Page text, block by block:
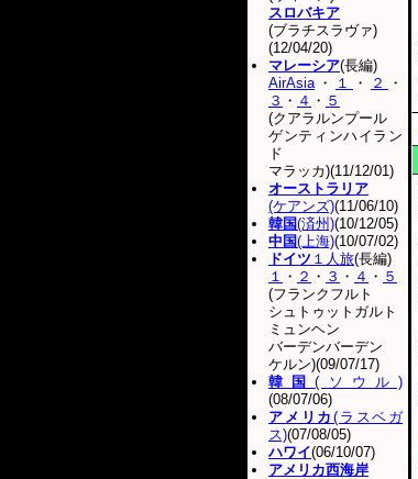
スロバキア
(ブラチスラヴァ)
(12/04/20)
マレーシア(長編)
AirAsia・ １ ・ ２
・
３ ・ ４ ・ ５
(クアラルンプール
ゲンティンハイラン
ド
マラッカ)(11/12/01)
オーストラリア
(ケアンズ)(11/06/10)
韓国(済州)(10/12/05)
中国(上海)(10/07/02)
ドイツ １人旅(長編)
１ ・ ２ ・ ３ ・ ４ ・ ５
(フランクフルト
シュトゥットガルト
ミュンヘン
バーデンバーデン
ケルン)(09/07/17)
韓国(ソウル)
(08/07/06)
アメリカ (ラスベガ
ス)(07/08/05)
ハワイ(06/10/07)
アメリカ西海岸